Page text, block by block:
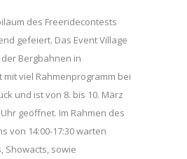
des Freeridecontests
gefeiert. Das Event Village
Bergbahnen in
viel Rahmenprogramm bei
und ist von 8. bis 10. März
geöffnet. Im Rahmen des
von 14:00-17:30 warten
Showacts, sowie